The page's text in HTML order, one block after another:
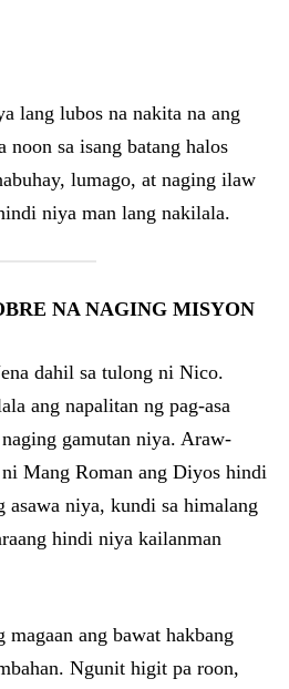
lang lubos na nakita na ang
sa isang batang halos
lumago, at naging ilaw
niya man lang nakilala.
NA NAGING MISYON
dahil sa tulong ni Nico.
ang napalitan ng pag-asa
gamutan niya. Araw-
ni Mang Roman ang Diyos hindi
asawa niya, kundi sa himalang
hindi niya kailanman
ang bawat hakbang
Ngunit higit pa roon,